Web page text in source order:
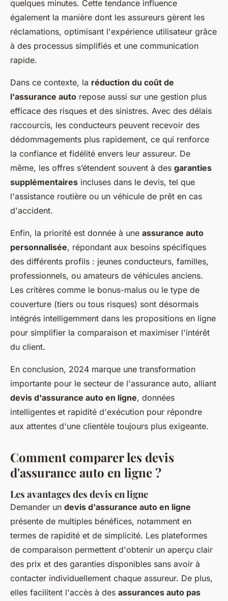
quelques minutes. Cette tendance influence
également la manière dont les assureurs gèrent les
réclamations, optimisant l'expérience utilisateur grâce
à des processus simplifiés et une communication
rapide.
Dans ce contexte, la réduction du coût de
l'assurance auto repose aussi sur une gestion plus
efficace des risques et des sinistres. Avec des délais
raccourcis, les conducteurs peuvent recevoir des
dédommagements plus rapidement, ce qui renforce
la confiance et fidélité envers leur assureur. De
même, les offres s’étendent souvent à des garanties
supplémentaires incluses dans le devis, tel que
l'assistance routière ou un véhicule de prêt en cas
d'accident.
Enfin, la priorité est donnée à une assurance auto
personnalisée, répondant aux besoins spécifiques
des différents profils : jeunes conducteurs, familles,
professionnels, ou amateurs de véhicules anciens.
Les critères comme le bonus-malus ou le type de
couverture (tiers ou tous risques) sont désormais
intégrés intelligemment dans les propositions en ligne
pour simplifier la comparaison et maximiser l'intérêt
du client.
En conclusion, 2024 marque une transformation
importante pour le secteur de l'assurance auto, alliant
devis d'assurance auto en ligne, données
intelligentes et rapidité d'exécution pour répondre
aux attentes d'une clientèle toujours plus exigeante.
Comment comparer les devis
d'assurance auto en ligne ?
Les avantages des devis en ligne
Demander un devis d'assurance auto en ligne
présente de multiples bénéfices, notamment en
termes de rapidité et de simplicité. Les plateformes
de comparaison permettent d'obtenir un aperçu clair
des prix et des garanties disponibles sans avoir à
contacter individuellement chaque assureur. De plus,
elles facilitent l'accès à des assurances auto pas